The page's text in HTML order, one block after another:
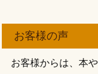
お客様の声
お客様からは、本